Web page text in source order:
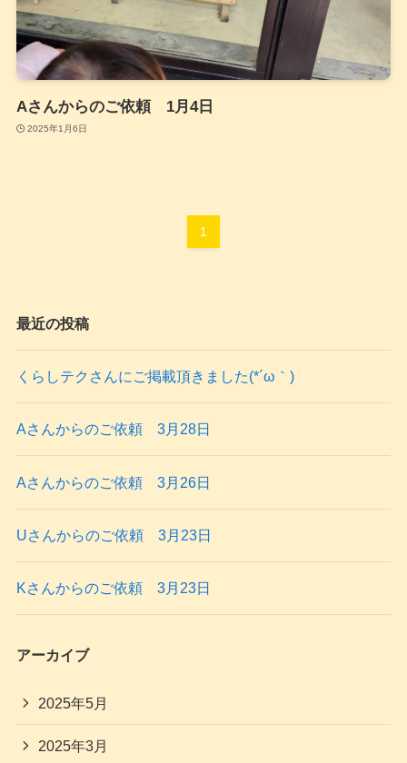
Aさんからのご依頼 1月4日
2025年1月6日
1
最近の投稿
くらしテクさんにご掲載頂きました(*´ω｀)
Aさんからのご依頼 3月28日
Aさんからのご依頼 3月26日
Uさんからのご依頼 3月23日
Kさんからのご依頼 3月23日
アーカイブ
2025年5月
2025年3月